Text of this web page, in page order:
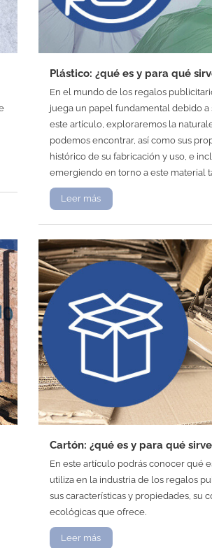
Plástico: ¿qué es y para qué
En el mundo de los regalos
juega un papel fundamental debido a
este artículo, exploraremos la
podemos encontrar, así como sus
histórico de su fabricación y uso, e
emergiendo en torno a este material
Leer más
Cartón: ¿qué es y para qué
En este artículo podrás conocer qué
utiliza en la industria de los regalos
sus características y propiedades, su
ecológicas que ofrece.
Leer más